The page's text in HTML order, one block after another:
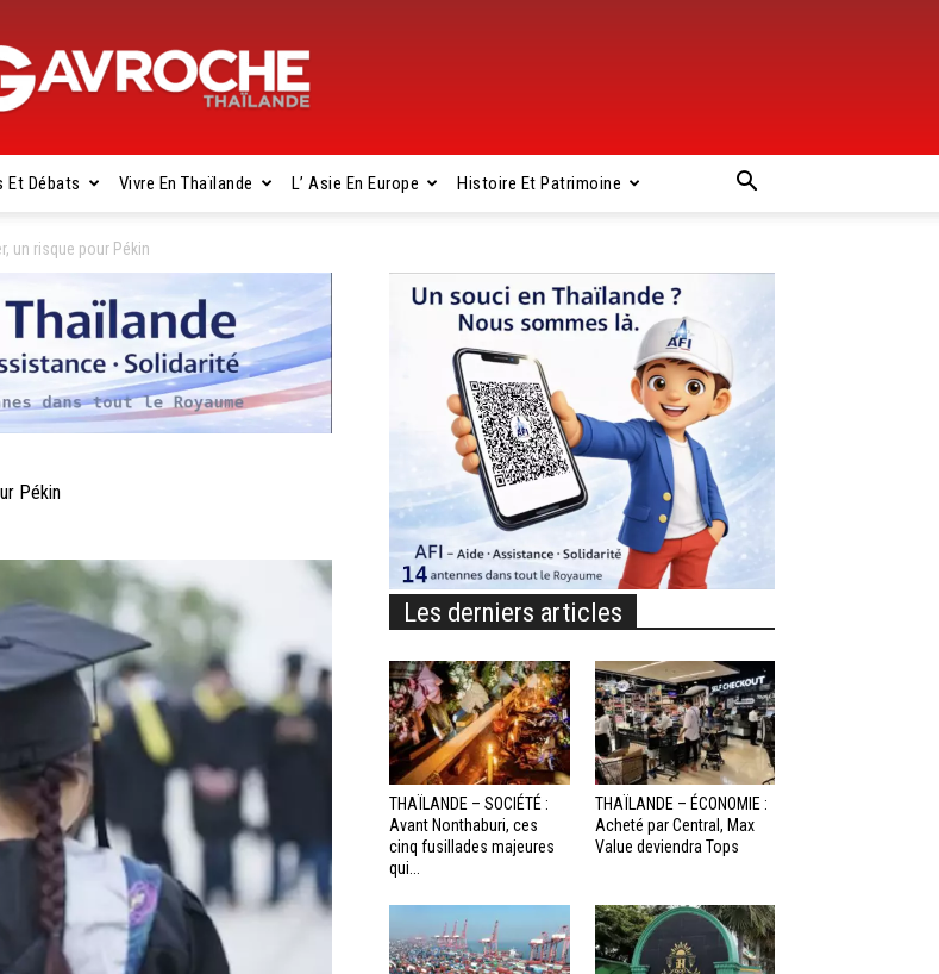
Gavroche
Thaïlande
Et Débats Vivre En Thaïlande L’ Asie En Europe Histoire Et Patrimoine
un risque pour Pékin
Pékin
Les derniers articles
THAÏLANDE – SOCIÉTÉ :
Avant Nonthaburi, ces
cinq fusillades majeures
qui...
THAÏLANDE – ÉCONOMIE :
Acheté par Central, Max
Value deviendra Tops